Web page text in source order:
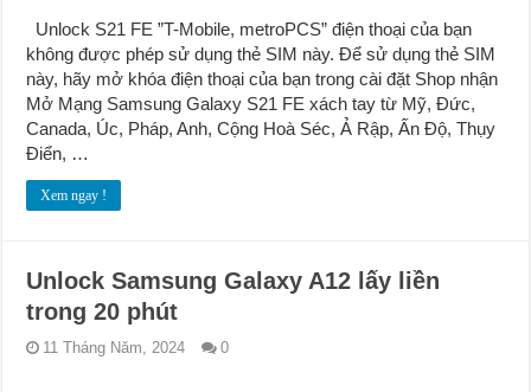
Unlock S21 FE ”T-Mobile, metroPCS” điện thoại của bạn
không được phép sử dụng thẻ SIM này. Để sử dụng thẻ SIM
này, hãy mở khóa điện thoại của bạn trong cài đặt Shop nhận
Mở Mạng Samsung Galaxy S21 FE xách tay từ Mỹ, Đức,
Canada, Úc, Pháp, Anh, Cộng Hoà Séc, Ả Rập, Ấn Độ, Thụy
Điển, …
Xem ngay !
Unlock Samsung Galaxy A12 lấy liền
trong 20 phút
11 Tháng Năm, 2024 0